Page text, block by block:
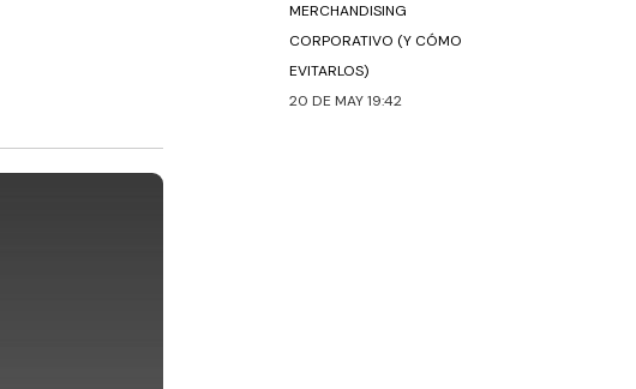
MERCHANDISING
CORPORATIVO (Y CÓMO
EVITARLOS)
20 DE MAY 19:42